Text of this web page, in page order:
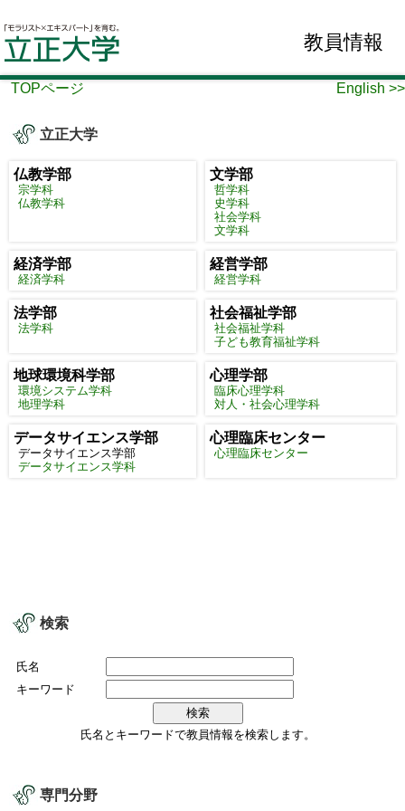
教員情報
TOPページ English >>
検索
氏名
キーワード
氏名とキーワードで教員情報を検索します。
専門分野
立正大学
仏教学部
宗学科
仏教学科
文学部
哲学科
史学科
社会学科
文学科
経済学部
経済学科
経営学部
経営学科
法学部
法学科
社会福祉学部
社会福祉学科
子ども教育福祉学科
地球環境科学部
環境システム学科
地理学科
心理学部
臨床心理学科
対人・社会心理学科
データサイエンス学部
データサイエンス学部
データサイエンス学科
心理臨床センター
心理臨床センター